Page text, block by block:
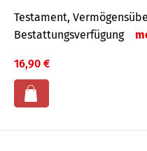
Testament,
Bestat­tungs­ver­fügung
16,90 €